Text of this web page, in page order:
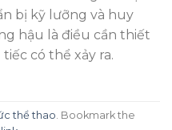
bị kỹ lưỡng và huy
hậu là điều cần thiết
có thể xảy ra.
thể thao . Bookmark the